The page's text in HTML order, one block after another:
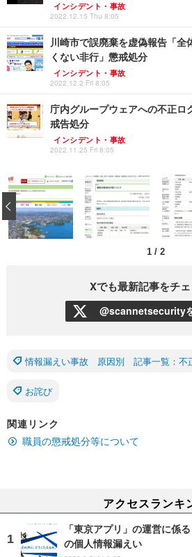
インシデント・事故
2022.12.15 Thu 8:05
川崎市で誤廃棄を虚偽報告「全
くない非行」懲戒処分
インシデント・事故
2022.12.2 Fri 8:05
庁内グループウェアへの不正ロ
戒告処分
インシデント・事故
2022.11.25 Fri 8:05
1 / 2
‹
Xでも最新記事をチェ
@scannetsecurity
情報漏えい事故 原因別 記事一覧：不
お詫び
関連リンク
職員の懲戒処分等について
アクセスランキ
「東京アプリ」の運営に係
の個人情報漏えい